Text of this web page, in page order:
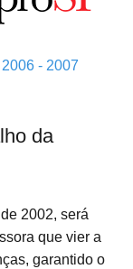
2006 - 2007
da
2002, será
que vier a
garantido o